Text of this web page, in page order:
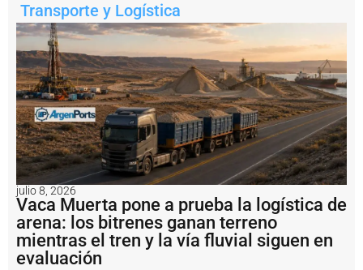
s
y
s
u
p
e
r
v
i
s
ó
6
6
m
o
v
i
m
Transporte y Logística
julio 8, 2026
Vaca Muerta pone a prueba la logística de
arena: los bitrenes ganan terreno
mientras el tren y la vía fluvial siguen en
evaluación